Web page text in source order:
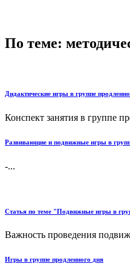
По теме:
Дидактические игры в группе
Конспект занятия в группе
Развивающие и подвижные игры в
-...
Статья по теме "Подвижные игры в
Важность проведения
Игры в группе продленного дня